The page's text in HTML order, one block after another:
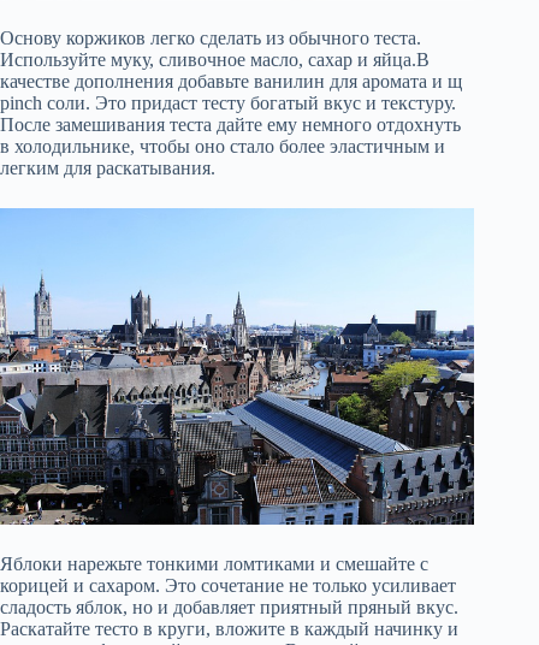
Основу коржиков легко сделать из обычного теста.
Используйте муку, сливочное масло, сахар и яйца.В
качестве дополнения добавьте ванилин для аромата и щ
pinch соли. Это придаст тесту богатый вкус и текстуру.
После замешивания теста дайте ему немного отдохнуть
в холодильнике, чтобы оно стало более эластичным и
легким для раскатывания.
Яблоки нарежьте тонкими ломтиками и смешайте с
корицей и сахаром. Это сочетание не только усиливает
сладость яблок, но и добавляет приятный пряный вкус.
Раскатайте тесто в круги, вложите в каждый начинку и